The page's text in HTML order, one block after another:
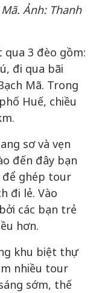
Ảnh: Thanh
3 đèo gồm:
đi qua bãi
Mã. Trong
Huế, chiều
sơ và vẹn
đến đây bạn
để ghép tour
đi lẻ. Vào
các bạn trẻ
hơn.
khu biệt thự
nhiều tour
sớm, thế